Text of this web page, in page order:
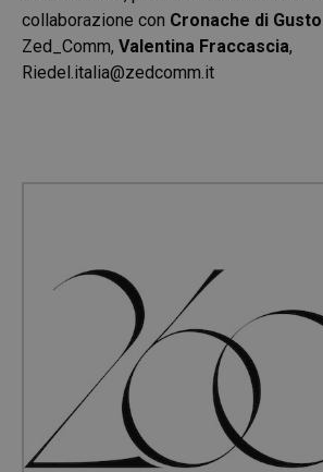
collaborazione con Cronache di
Zed_Comm, Valentina Fraccascia,
Riedel.italia@zedcomm.it